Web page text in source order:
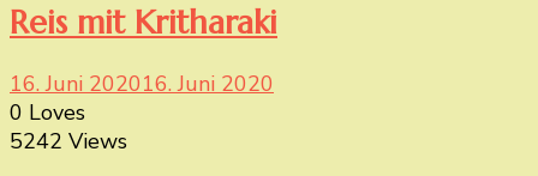
Reis mit Kritharaki
16. Juni 202016. Juni 2020
0 Loves
5242 Views